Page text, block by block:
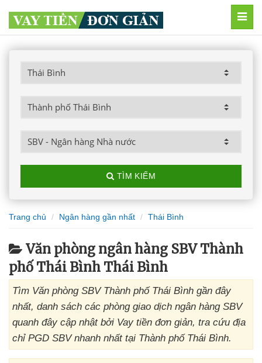
TÌM KIẾM
Trang chủ Ngân hàng gần nhất Thái Bình
Văn phòng ngân hàng SBV Thành
phố Thái Bình Thái Bình
Tìm Văn phòng SBV Thành phố Thái Bình gần đây
nhất, danh sách các phòng giao dịch ngân hàng SBV
quanh đây cập nhật bởi Vay tiền đơn giản, tra cứu địa
chỉ PGD SBV nhanh nhất tại Thành phố Thái Bình.